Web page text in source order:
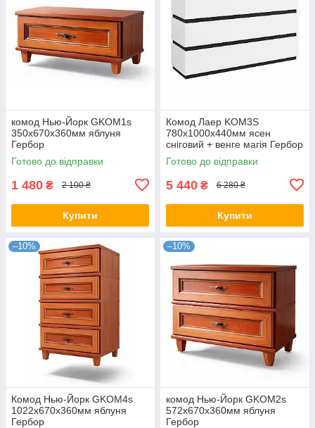
комод Нью-Йорк GKOM1s
350х670х360мм яблуня
Гербор
Готово до відправки
1 480 ₴ 2 100 ₴
Купити
Комод Лаер KOM3S
780х1000х440мм ясен
сніговий + венге магія Гербор
Готово до відправки
5 440 ₴ 6 280 ₴
Купити
–10%
Комод Нью-Йорк GKOM4s
1022х670х360мм яблуня
Гербор
–10%
комод Нью-Йорк GKOM2s
572х670х360мм яблуня
Гербор